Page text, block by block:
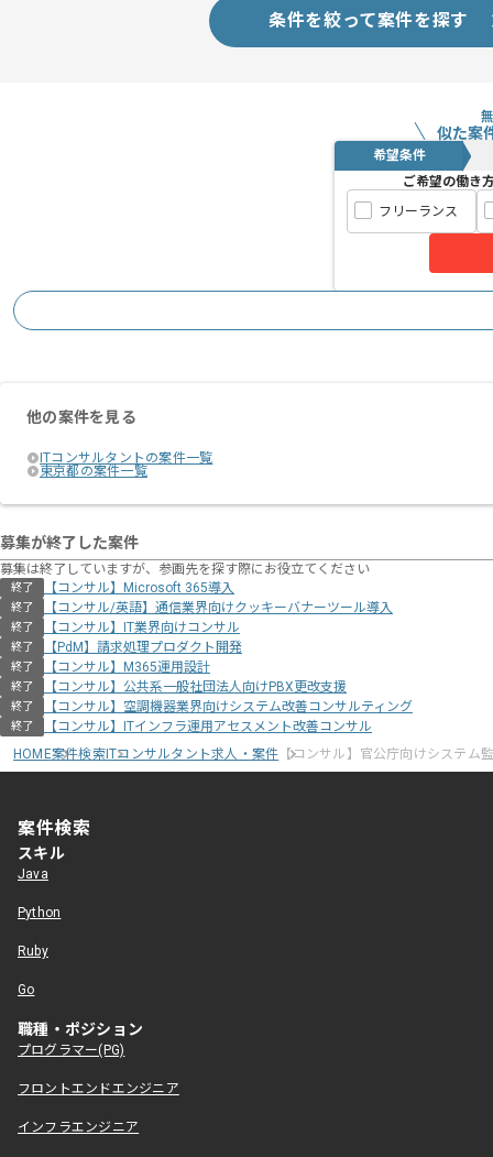
条件を絞って案件を探す
似た案
希望条件
ご希望の働き
フリーランス
他の案件を見る
ITコンサルタントの案件一覧
東京都の案件一覧
募集が終了した案件
募集は終了していますが、参画先を探す際にお役立てください
終了 【コンサル】Microsoft 365導入
終了 【コンサル/英語】通信業界向けクッキーバナーツール導入
終了 【コンサル】IT業界向けコンサル
終了 【PdM】請求処理プロダクト開発
終了 【コンサル】M365運用設計
終了 【コンサル】公共系一般社団法人向けPBX更改支援
終了 【コンサル】空調機器業界向けシステム改善コンサルティング
終了
【コンサル】ITインフラ運用アセスメント改善コンサル
HOME案件検索ITコンサルタント求人・案件 【コンサル】官公庁向けシステム
案件検索
スキル
Java
Python
Ruby
Go
職種・ポジション
プログラマー(PG)
フロントエンドエンジニア
インフラエンジニア